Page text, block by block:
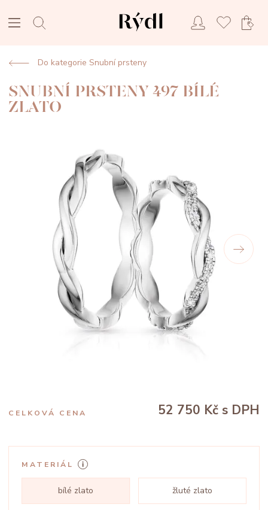
Do kategorie Snubní prsteny
SNUBNÍ PRSTENY 497 BÍLÉ
ZLATO
CELKOVÁ CENA 52 750 Kč s DPH
MATERIÁL
bílé zlato žluté zlato